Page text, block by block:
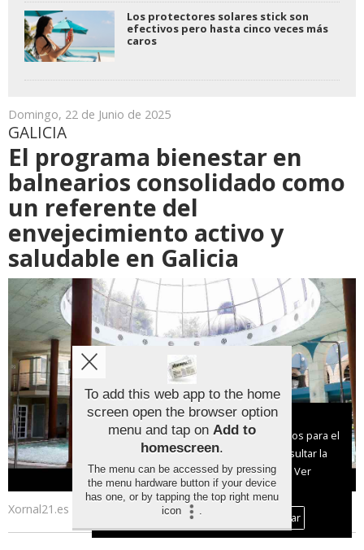
Los protectores solares stick son
efectivos pero hasta cinco veces más
caros
Domingo, 22 de Junio de 2025
GALICIA
El programa bienestar en
balnearios consolidado como
un referente del
envejecimiento activo y
saludable en Galicia
Xornal21.es
To add this web app to the home
screen open the browser option
menu and tap on Add to
homescreen.
The menu can be accessed by pressing
the menu hardware button if your device
has one, or by tapping the top right menu
icon
.
Aviso sobre el Uso de cookies:
Utilizamos cookies nuestras y de terceros para el
funcionamiento del digital. Puedes consultar la
lista de cookies y como desconectarlas.
Ver
nuestra Política de Privacidad y Cookies
Aceptar Cookies
Personalizar